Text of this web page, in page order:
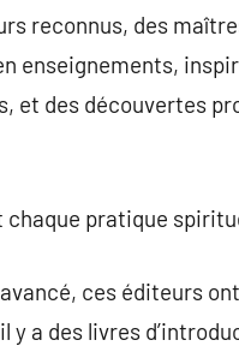
reconnus, des
enseignements,
et des découvertes
chaque pratique
ces éditeurs
y a des livres